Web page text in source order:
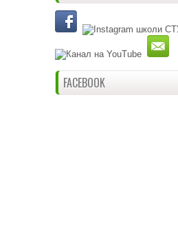
FACEBOOK